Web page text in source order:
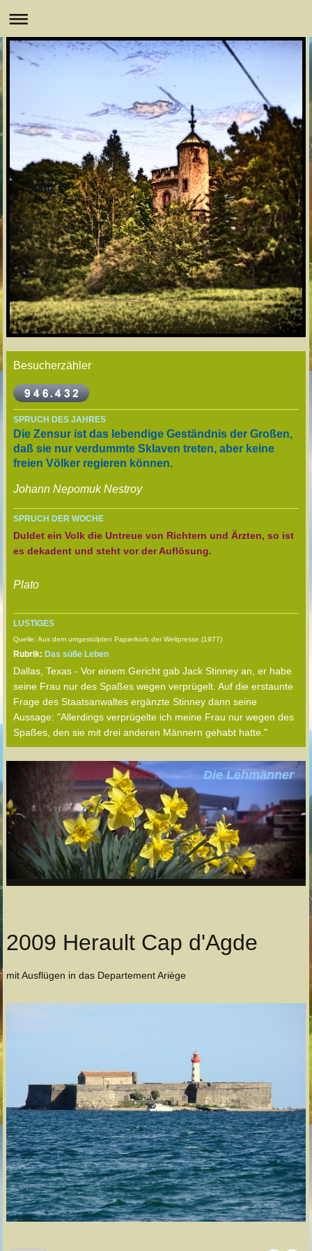
Besucherzähler
SPRUCH DES JAHRES
Die Zensur ist das lebendige Geständnis der Großen,
daß sie nur verdummte Sklaven treten, aber keine
freien Völker regieren können.
Johann Nepomuk Nestroy
SPRUCH DER WOCHE
Duldet ein Volk die Untreue von Richtern und Ärzten, so ist
es dekadent und steht vor der Auflösung.
Plato
LUSTIGES
Quelle: Aus dem umgestülpten Papierkorb der Weltpresse (1977)
Rubrik: Das süße Leben
Dallas, Texas - Vor einem Gericht gab Jack Stinney an, er habe
seine Frau nur des Spaßes wegen verprügelt. Auf die erstaunte
Frage des Staatsanwaltes ergänzte Stinney dann seine
Aussage: "Allerdings verprügelte ich meine Frau nur wegen des
Spaßes, den sie mit drei anderen Männern gehabt hatte."
Die Lehmänner
2009 Herault Cap d'Agde
mit Ausflügen in das Departement Ariège